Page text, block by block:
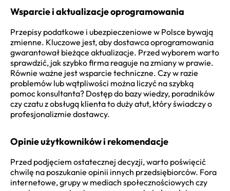
Wsparcie i aktualizacje oprogramowania
Przepisy podatkowe i ubezpieczeniowe w Polsce bywają
zmienne. Kluczowe jest, aby dostawca oprogramowania
gwarantował bieżące aktualizacje. Przed wyborem warto
sprawdzić, jak szybko firma reaguje na zmiany w prawie.
Równie ważne jest wsparcie techniczne. Czy w razie
problemów lub wątpliwości można liczyć na szybką
pomoc konsultanta? Dostęp do bazy wiedzy, poradników
czy czatu z obsługą klienta to duży atut, który świadczy o
profesjonalizmie dostawcy.
Opinie użytkowników i rekomendacje
Przed podjęciem ostatecznej decyzji, warto poświęcić
chwilę na poszukanie opinii innych przedsiębiorców. Fora
internetowe, grupy w mediach społecznościowych czy